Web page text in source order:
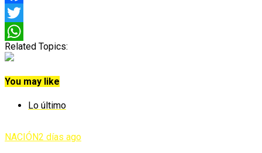
Facebook
Twitter
WhatsApp
Related Topics:
You may like
Lo último
NACIÓN2 días ago